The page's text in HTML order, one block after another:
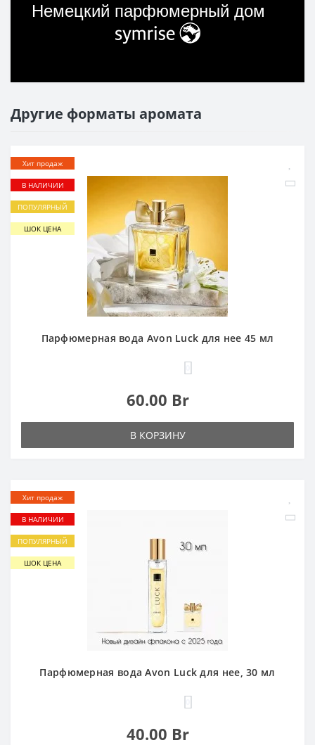
Немецкий парфюмерный дом
Другие форматы аромата
Хит продаж
В НАЛИЧИИ
ПОПУЛЯРНЫЙ
ШОК ЦЕНА
Парфюмерная вода Avon Luck для нее 45 мл
60.00 Br
В КОРЗИНУ
Хит продаж
В НАЛИЧИИ
ПОПУЛЯРНЫЙ
ШОК ЦЕНА
Парфюмерная вода Avon Luck для нее, 30 мл
40.00 Br